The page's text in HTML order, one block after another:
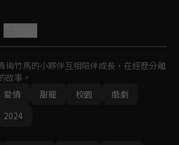
梅竹馬的小夥伴互相陪伴成長，在經歷分離
故事。
愛情 甜寵 校園
戲劇
2024